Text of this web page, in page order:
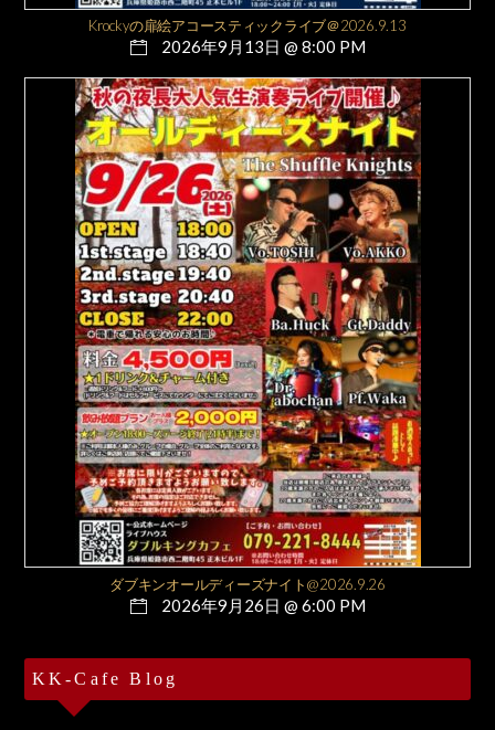
Krockyの扉絵アコースティックライブ＠2026.9.13
2026年9月13日 @ 8:00 PM
ダブキンオールディーズナイト@2026.9.26
2026年9月26日 @ 6:00 PM
KK-Cafe Blog